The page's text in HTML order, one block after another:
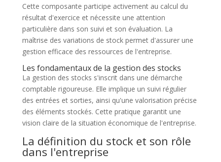
Cette composante participe activement au calcul du
résultat d'exercice et nécessite une attention
particulière dans son suivi et son évaluation. La
maîtrise des variations de stock permet d'assurer une
gestion efficace des ressources de l'entreprise.
Les fondamentaux de la gestion des stocks
La gestion des stocks s'inscrit dans une démarche
comptable rigoureuse. Elle implique un suivi régulier
des entrées et sorties, ainsi qu'une valorisation précise
des éléments stockés. Cette pratique garantit une
vision claire de la situation économique de l'entreprise.
La définition du stock et son rôle
dans l'entreprise